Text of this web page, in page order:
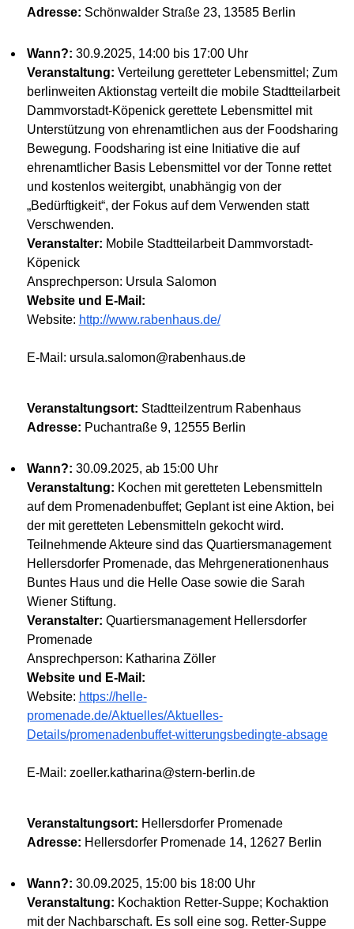
Adresse: Schönwalder Straße 23, 13585 Berlin
Wann?: 30.9.2025, 14:00 bis 17:00 Uhr
Veranstaltung: Verteilung geretteter Lebensmittel; Zum
berlinweiten Aktionstag verteilt die mobile Stadtteilarbeit
Dammvorstadt-Köpenick gerettete Lebensmittel mit
Unterstützung von ehrenamtlichen aus der Foodsharing
Bewegung. Foodsharing ist eine Initiative die auf
ehrenamtlicher Basis Lebensmittel vor der Tonne rettet
und kostenlos weitergibt, unabhängig von der
„Bedürftigkeit“, der Fokus auf dem Verwenden statt
Verschwenden.
Veranstalter: Mobile Stadtteilarbeit Dammvorstadt-
Köpenick
Ansprechperson: Ursula Salomon
Website und E-Mail:
Website: http://www.rabenhaus.de/
E-Mail: ursula.salomon@rabenhaus.de
Veranstaltungsort: Stadtteilzentrum Rabenhaus
Adresse: Puchantraße 9, 12555 Berlin
Wann?: 30.09.2025, ab 15:00 Uhr
Veranstaltung: Kochen mit geretteten Lebensmitteln
auf dem Promenadenbuffet; Geplant ist eine Aktion, bei
der mit geretteten Lebensmitteln gekocht wird.
Teilnehmende Akteure sind das Quartiersmanagement
Hellersdorfer Promenade, das Mehrgenerationenhaus
Buntes Haus und die Helle Oase sowie die Sarah
Wiener Stiftung.
Veranstalter: Quartiersmanagement Hellersdorfer
Promenade
Ansprechperson: Katharina Zöller
Website und E-Mail:
Website: https://helle-
promenade.de/Aktuelles/Aktuelles-
Details/promenadenbuffet-witterungsbedingte-absage
E-Mail: zoeller.katharina@stern-berlin.de
Veranstaltungsort: Hellersdorfer Promenade
Adresse: Hellersdorfer Promenade 14, 12627 Berlin
Wann?: 30.09.2025, 15:00 bis 18:00 Uhr
Veranstaltung: Kochaktion Retter-Suppe; Kochaktion
mit der Nachbarschaft. Es soll eine sog. Retter-Suppe